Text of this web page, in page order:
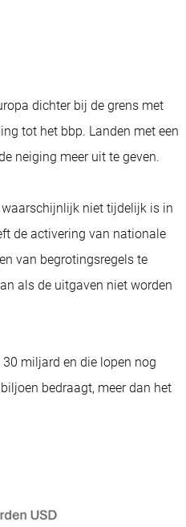
dichter bij de grens met
tot het bbp. Landen met een
neiging meer uit te geven.
niet tijdelijk is in
de activering van nationale
van begrotingsregels te
als de uitgaven niet worden
miljard en die lopen nog
bedraagt, meer dan het